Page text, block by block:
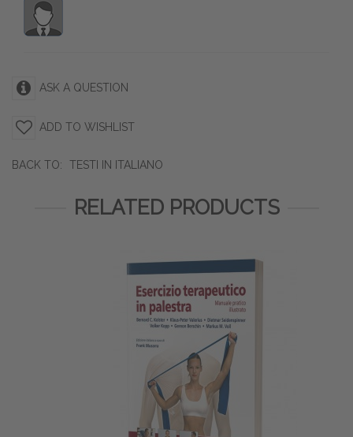
ASK A QUESTION
ADD TO WISHLIST
BACK TO: TESTI IN ITALIANO
RELATED PRODUCTS